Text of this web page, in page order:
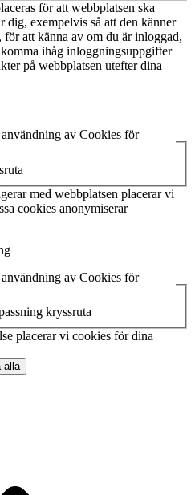
för att webbplatsen ska
dig, exempelvis så att den känner
att känna av om du är inloggad,
ihåg inloggningsuppgifter
på webbplatsen utefter dina
av Cookies för
med webbplatsen placerar vi
cookies anonymiserar
av Cookies för
kryssruta
placerar vi cookies för dina
alla